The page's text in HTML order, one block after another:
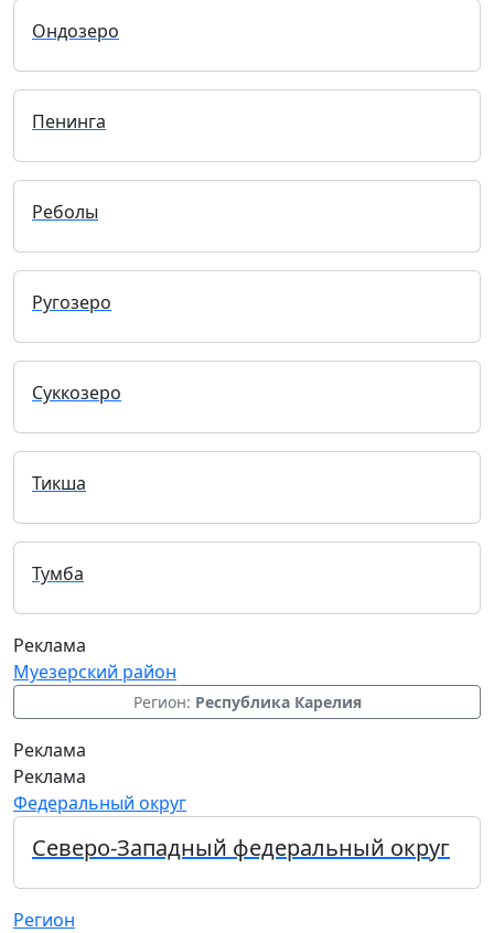
Ондозеро
Пенинга
Реболы
Ругозеро
Суккозеро
Тикша
Тумба
Реклама
Муезерский район
Регион: Республика Карелия
Реклама
Реклама
Федеральный округ
Северо-Западный федеральный округ
Регион